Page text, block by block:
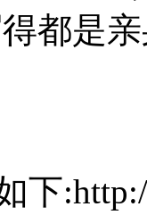
都是
:http://